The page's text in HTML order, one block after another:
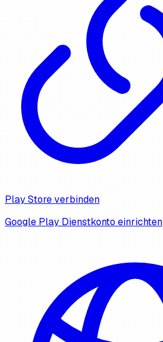
Play Store verbinden
Google Play Dienstkonto einrichten